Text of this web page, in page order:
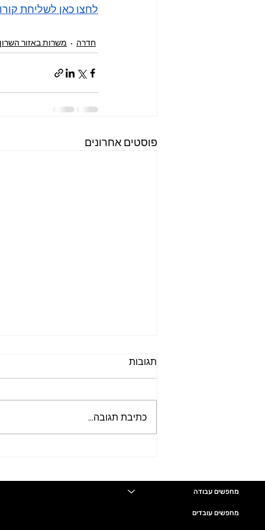
לחצו כאן לשליחת
חדרה משרות באזור השרון
פוסטים אחרונים
גדולה בחיפה
תגובות
כתיבת תגובה...
מחפשים עבודה
מחפשים עובדים